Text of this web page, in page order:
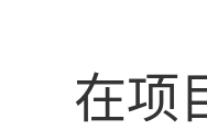
在项